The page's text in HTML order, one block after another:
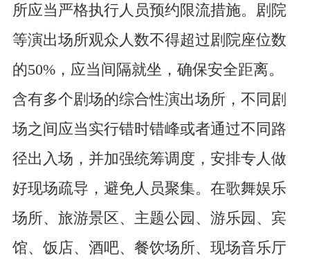
所应当严格执行人员预约限流措施。剧院
等演出场所观众人数不得超过剧院座位数
的50%，应当间隔就坐，确保安全距离。
含有多个剧场的综合性演出场所，不同剧
场之间应当实行错时错峰或者通过不同路
径出入场，并加强统筹调度，安排专人做
好现场疏导，避免人员聚集。在歌舞娱乐
场所、旅游景区、主题公园、游乐园、宾
馆、饭店、酒吧、餐饮场所、现场音乐厅